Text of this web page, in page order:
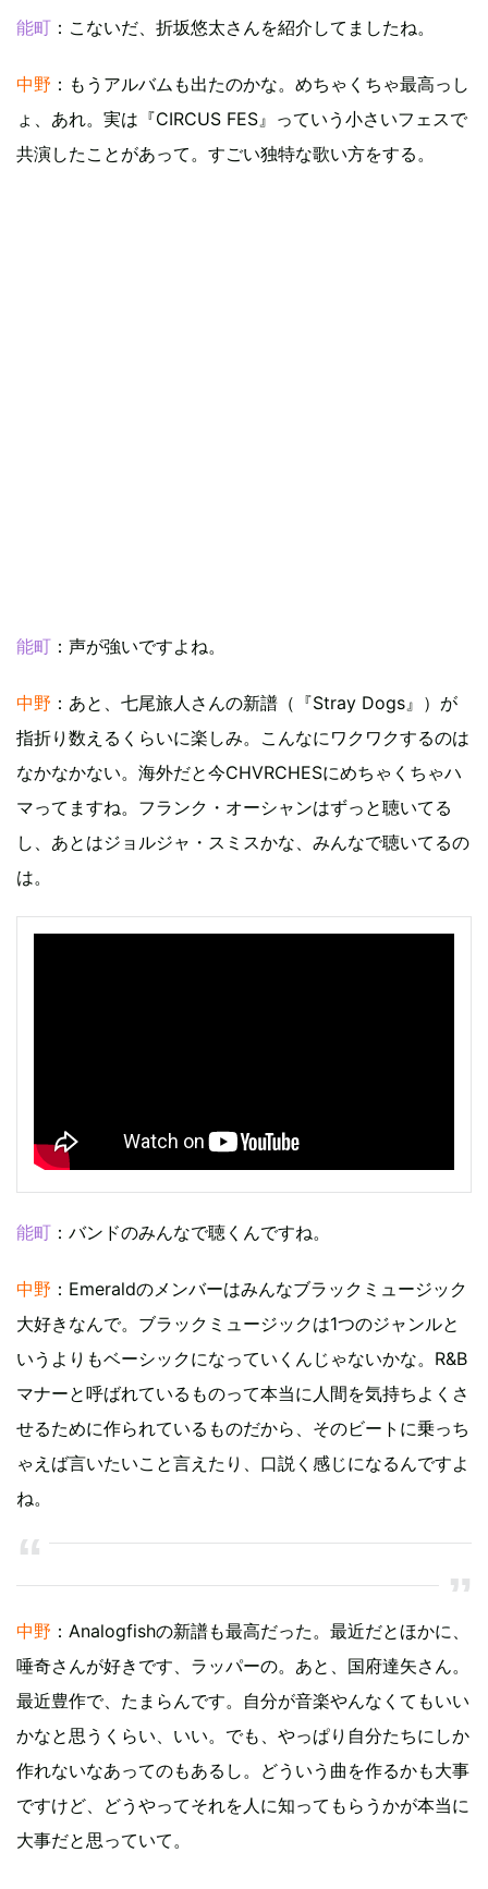
能町 ：こないだ、折坂悠太さんを紹介してましたね。
中野 ：もうアルバムも出たのかな。めちゃくちゃ最高っし
ょ、あれ。実は『CIRCUS FES』っていう小さいフェスで
共演したことがあって。すごい独特な歌い方をする。
能町 ：声が強いですよね。
中野 ：あと、七尾旅人さんの新譜（『Stray Dogs』）が
指折り数えるくらいに楽しみ。こんなにワクワクするのは
なかなかない。海外だと今CHVRCHESにめちゃくちゃハ
マってますね。フランク・オーシャンはずっと聴いてる
し、あとはジョルジャ・スミスかな、みんなで聴いてるの
は。
能町 ：バンドのみんなで聴くんですね。
中野 ：Emeraldのメンバーはみんなブラックミュージック
大好きなんで。ブラックミュージックは1つのジャンルと
いうよりもベーシックになっていくんじゃないかな。R&B
マナーと呼ばれているものって本当に人間を気持ちよくさ
せるために作られているものだから、そのビートに乗っち
ゃえば言いたいこと言えたり、口説く感じになるんですよ
ね。
中野 ：Analogfishの新譜も最高だった。最近だとほかに、
唾奇さんが好きです、ラッパーの。あと、国府達矢さん。
最近豊作で、たまらんです。自分が音楽やんなくてもいい
かなと思うくらい、いい。でも、やっぱり自分たちにしか
作れないなあってのもあるし。どういう曲を作るかも大事
ですけど、どうやってそれを人に知ってもらうかが本当に
大事だと思っていて。